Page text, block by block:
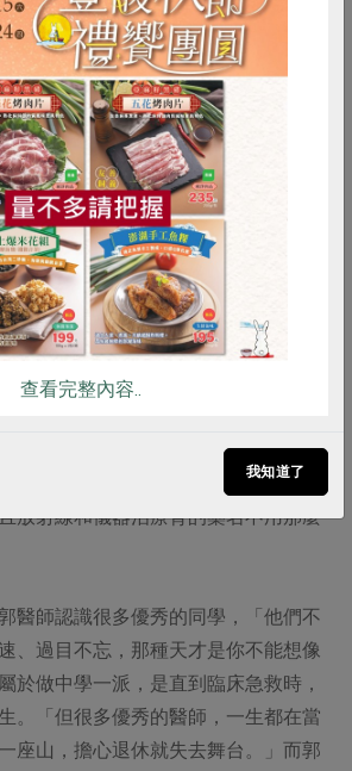
，已認清疾病發生、癌細胞擴散、死
至可以說是無法預期，而這就是生命
，就不會再感到害怕。「人生還有很
專注力放在更需要投入的事情上。」
醫師藉由把診間故事寫出來，進而幫
正向的蝴蝶效應，讓對社會有益的事
生。
師看見平凡與不
理學名對我來說很吃力。」謙稱自己
醫師說，會成為放射腫瘤科醫師，是
放射線和儀器治療背的藥名不用那麼
醫師認識很多優秀的同學，「他們不
、過目不忘，那種天才是你不能想像
於做中學一派，是直到臨床急救時，
。「但很多優秀的醫師，一生都在當
座山，擔心退休就失去舞台。」而郭
RPET 食譜 減硝酸鹽
食安 共同購買
查看完整內容..
我知道了